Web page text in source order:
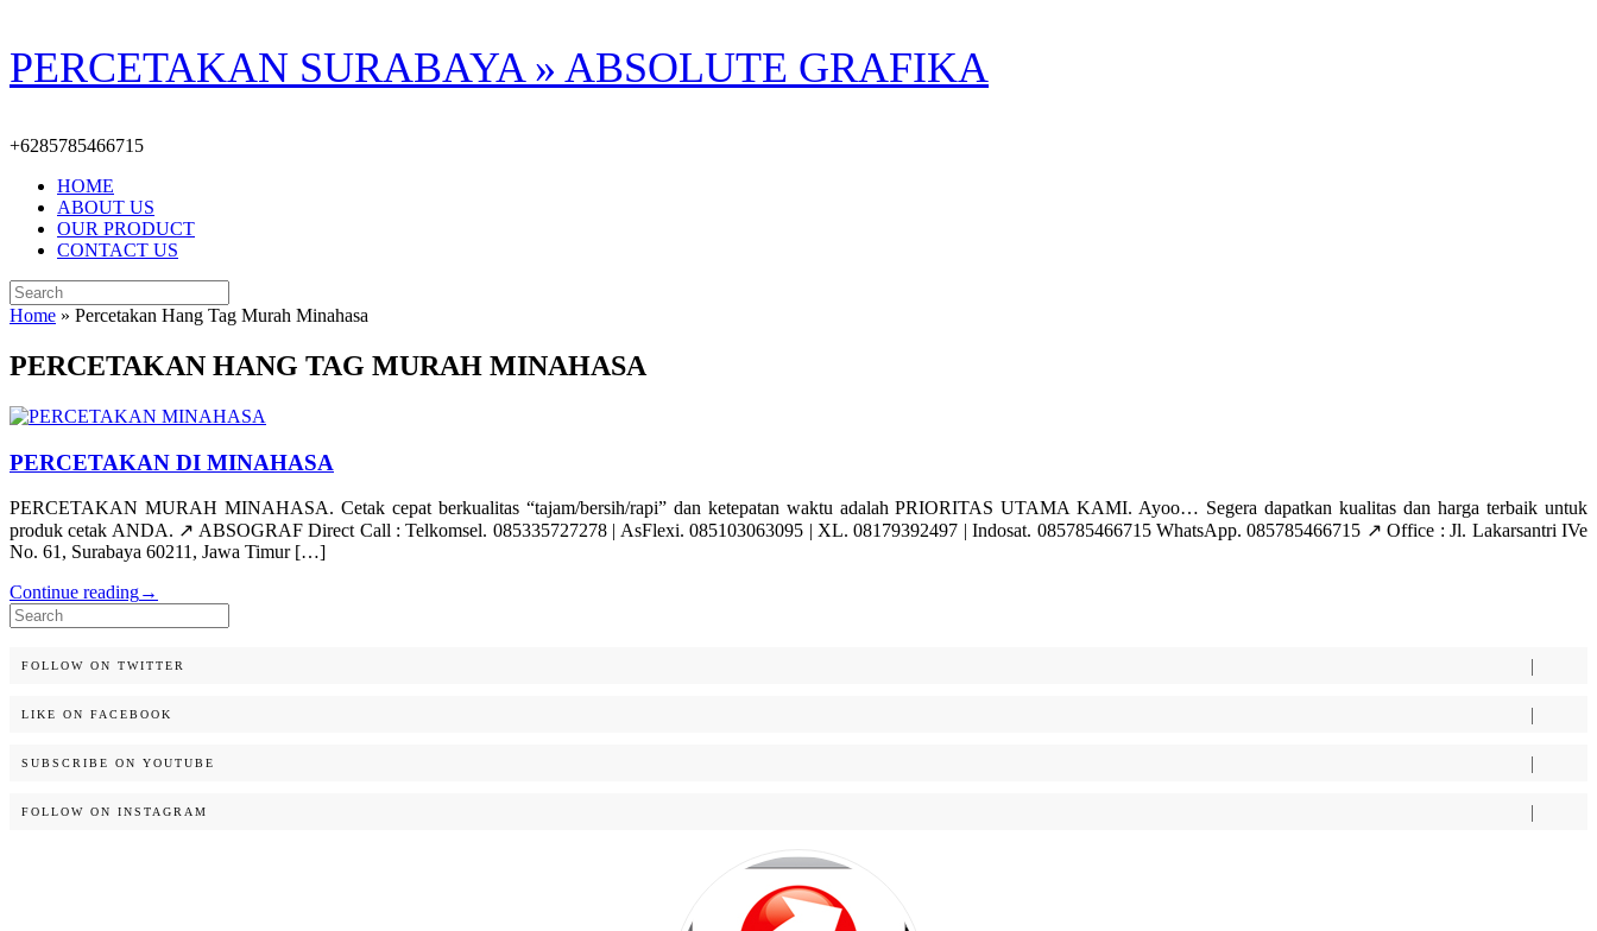
Skip
to
content
PERCETAKAN SURABAYA » ABSOLUTE GRAFIKA
+6285785466715
HOME
ABOUT US
OUR PRODUCT
CONTACT US
Search
for:
Home » Percetakan Hang Tag Murah Minahasa
PERCETAKAN HANG TAG MURAH MINAHASA
PERCETAKAN DI MINAHASA
PERCETAKAN MURAH MINAHASA. Cetak cepat berkualitas “tajam/bersih/rapi” dan ketepatan waktu adalah PRIORITAS UTAMA KAMI. Ayoo… Segera dapatkan kualitas dan harga terbaik untuk
produk cetak ANDA. ↗️ ABSOGRAF Direct Call : Telkomsel. 085335727278 | AsFlexi. 085103063095 | XL. 08179392497 | Indosat. 085785466715 WhatsApp. 085785466715 ↗️ Office : Jl. Lakarsantri IVe
No. 61, Surabaya 60211, Jawa Timur […]
Continue reading→
Search
for:
FOLLOW ON TWITTER
LIKE ON FACEBOOK
SUBSCRIBE ON YOUTUBE
FOLLOW ON INSTAGRAM